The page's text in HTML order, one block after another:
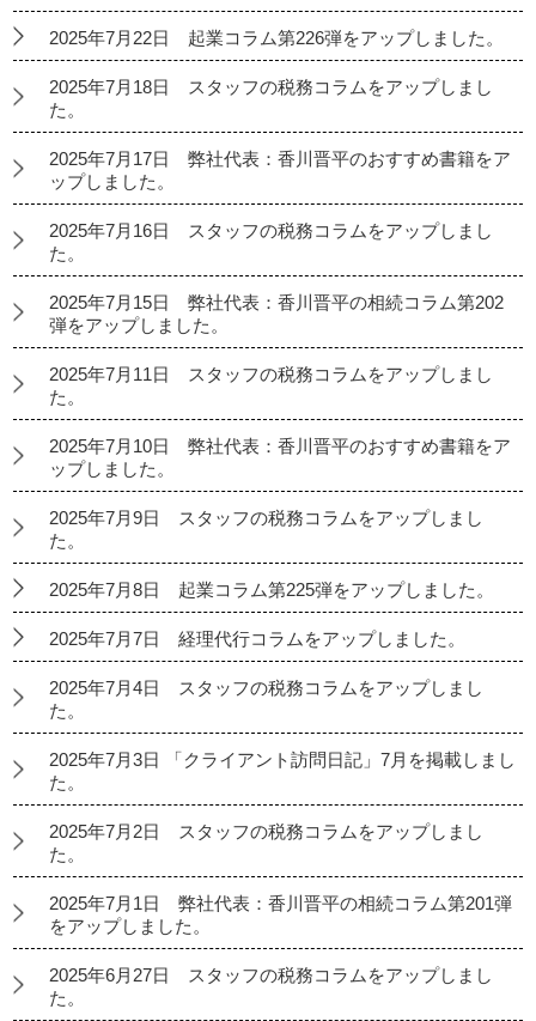
2025年7月22日 起業コラム第226弾をアップしました。
2025年7月18日 スタッフの税務コラムをアップしまし
た。
2025年7月17日 弊社代表：香川晋平のおすすめ書籍をア
ップしました。
2025年7月16日 スタッフの税務コラムをアップしまし
た。
2025年7月15日 弊社代表：香川晋平の相続コラム第202
弾をアップしました。
2025年7月11日 スタッフの税務コラムをアップしまし
た。
2025年7月10日 弊社代表：香川晋平のおすすめ書籍をア
ップしました。
2025年7月9日 スタッフの税務コラムをアップしまし
た。
2025年7月8日 起業コラム第225弾をアップしました。
2025年7月7日 経理代行コラムをアップしました。
2025年7月4日 スタッフの税務コラムをアップしまし
た。
2025年7月3日 「クライアント訪問日記」7月を掲載しまし
た。
2025年7月2日 スタッフの税務コラムをアップしまし
た。
2025年7月1日 弊社代表：香川晋平の相続コラム第201弾
をアップしました。
2025年6月27日 スタッフの税務コラムをアップしまし
た。